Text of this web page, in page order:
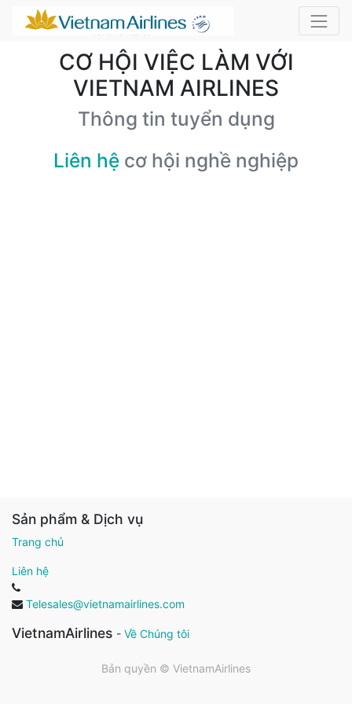
CƠ HỘI VIỆC LÀM VỚI
VIETNAM AIRLINES
Thông tin tuyển dụng
Liên hệ cơ hội nghề nghiệp
Sản phẩm & Dịch vụ
Trang chủ
Liên hệ
Telesales@vietnamairlines.com
VietnamAirlines - Về Chúng tôi
Bản quyền © VietnamAirlines